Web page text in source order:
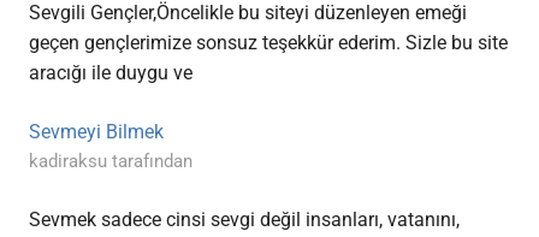
Sevgili Gençler,Öncelikle bu siteyi düzenleyen emeği
geçen gençlerimize sonsuz teşekkür ederim. Sizle bu site
aracığı ile duygu ve
Sevmeyi Bilmek
kadiraksu tarafından
Sevmek sadece cinsi sevgi değil insanları, vatanını,